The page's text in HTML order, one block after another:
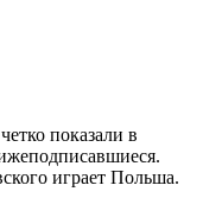
показали в
играет Польша.